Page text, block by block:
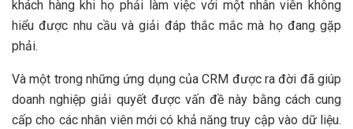
khách hàng khi họ phải làm việc với một nhân viên không
hiểu được nhu cầu và giải đáp thắc mắc mà họ đang gặp
phải.
Và một trong những ứng dụng của CRM được ra đời đã giúp
doanh nghiệp giải quyết được vấn đề này bằng cách cung
cấp cho các nhân viên mới có khả năng truy cập vào dữ liệu.